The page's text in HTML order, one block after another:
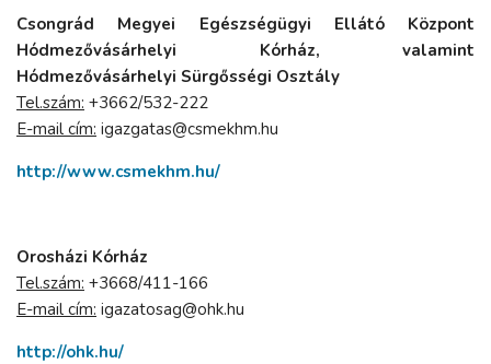
Csongrád Megyei Egészségügyi Ellátó Központ
Hódmezővásárhelyi Kórház, valamint
Hódmezővásárhelyi Sürgősségi Osztály
Tel.szám: +3662/532-222
E-mail cím: igazgatas@csmekhm.hu
http://www.csmekhm.hu/
Orosházi Kórház
Tel.szám: +3668/411-166
E-mail cím: igazatosag@ohk.hu
http://ohk.hu/